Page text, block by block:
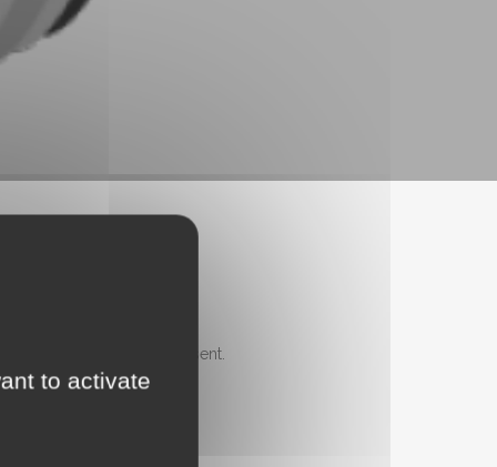
surtout, qui vous intéressent.
to activate